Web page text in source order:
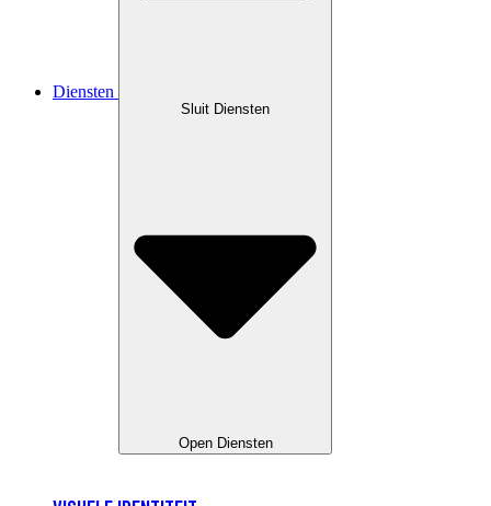
Diensten
Sluit Diensten
Open Diensten